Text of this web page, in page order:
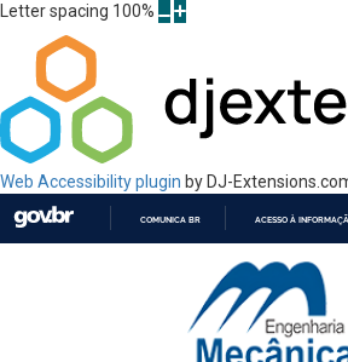
Letter spacing 100%
Web Accessibility plugin by DJ-
PARA
CONTEÚDO
COMUNICA BR ACESSO À